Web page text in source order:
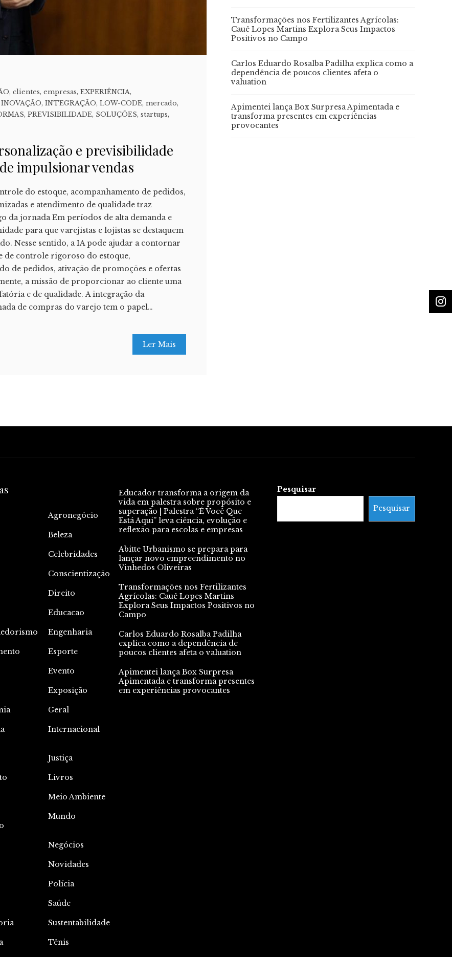
,clientes,empresas,EXPERIÊNCIA,
INOVAÇÃO,INTEGRAÇÃO,LOW-CODE,mercado,
,PREVISIBILIDADE, SOLUÇÕES,startups,
e previsibilidade
impulsionar vendas
do estoque, acompanhamento de pedidos,
e atendimento de qualidade traz
da jornada Em períodos de alta demanda e
para que varejistas e lojistas se destaquem
Nesse sentido, a IA pode ajudar a contornar
de controle rigoroso do estoque,
de pedidos, ativação de promoções e ofertas
a missão de proporcionar ao cliente uma
e de qualidade. A integração da
de compras do varejo tem o papel…
Ler Mais
Transformações nos Fertilizantes Agrícolas:
Cauê Lopes Martins Explora Seus Impactos
Positivos no Campo
Carlos Eduardo Rosalba Padilha explica como a
dependência de poucos clientes afeta o
valuation
Apimentei lança Box Surpresa Apimentada e
transforma presentes em experiências
provocantes
Agronegócio
Beleza
Celebridades
Conscientização
Direito
Educacao
Engenharia
Esporte
Evento
Exposição
Geral
Internacional
Justiça
Livros
Meio Ambiente
Mundo
Negócios
Novidades
Polícia
Saúde
Sustentabilidade
Tênis
Educador transforma a origem da
vida em palestra sobre propósito e
superação | Palestra “É Você Que
Está Aqui” leva ciência, evolução e
reflexão para escolas e empresas
Abitte Urbanismo se prepara para
lançar novo empreendimento no
Vinhedos Oliveiras
Transformações nos Fertilizantes
Agrícolas: Cauê Lopes Martins
Explora Seus Impactos Positivos no
Campo
Carlos Eduardo Rosalba Padilha
explica como a dependência de
poucos clientes afeta o valuation
Apimentei lança Box Surpresa
Apimentada e transforma presentes
em experiências provocantes
Pesquisar
Pesquisar